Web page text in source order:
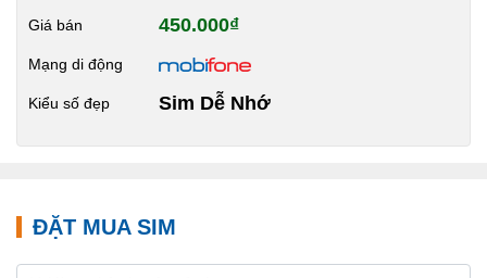
Giá bán 450.000₫
Mạng di động
Kiểu số đẹp Sim Dễ Nhớ
ĐẶT MUA SIM